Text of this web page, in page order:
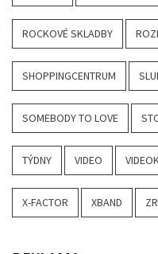
ROCKOVÉ SKLADBY
SHOPPINGCENTRUM
SOMEBODY TO LOVE
TÝDNY VIDEO
X-FACTOR XBAND